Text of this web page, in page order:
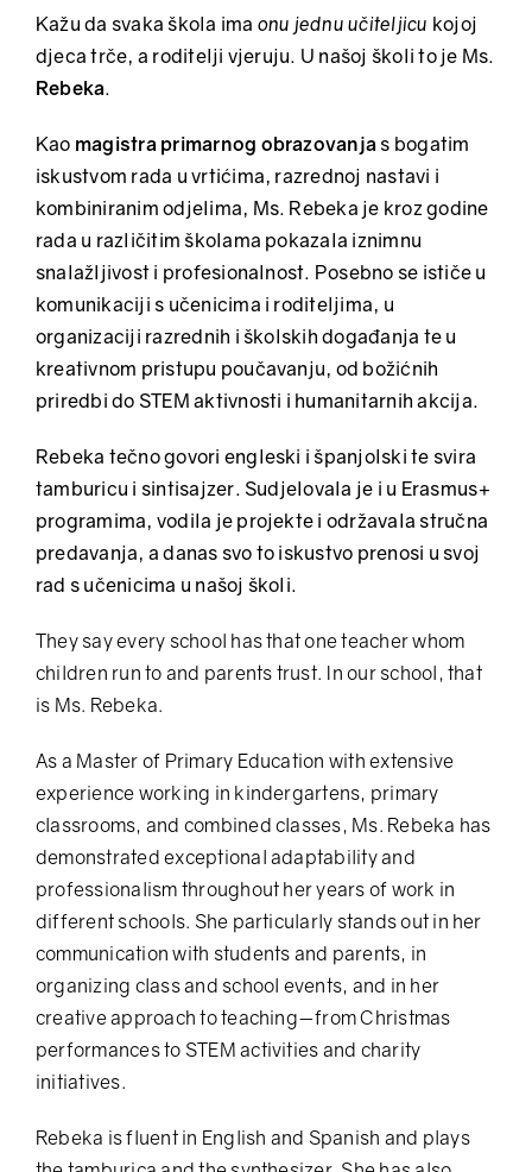
Kažu da svaka škola ima onu jednu učiteljicu kojoj
djeca trče, a roditelji vjeruju. U našoj školi to je Ms.
Rebeka.
Kao magistra primarnog obrazovanja s bogatim
iskustvom rada u vrtićima, razrednoj nastavi i
kombiniranim odjelima, Ms. Rebeka je kroz godine
rada u različitim školama pokazala iznimnu
snalažljivost i profesionalnost. Posebno se ističe u
komunikaciji s učenicima i roditeljima, u
organizaciji razrednih i školskih događanja te u
kreativnom pristupu poučavanju, od božićnih
priredbi do STEM aktivnosti i humanitarnih akcija.
Rebeka tečno govori engleski i španjolski te svira
tamburicu i sintisajzer. Sudjelovala je i u Erasmus+
programima, vodila je projekte i održavala stručna
predavanja, a danas svo to iskustvo prenosi u svoj
rad s učenicima u našoj školi.
They say every school has that one teacher whom
children run to and parents trust. In our school, that
is Ms. Rebeka.
As a Master of Primary Education with extensive
experience working in kindergartens, primary
classrooms, and combined classes, Ms. Rebeka has
demonstrated exceptional adaptability and
professionalism throughout her years of work in
different schools. She particularly stands out in her
communication with students and parents, in
organizing class and school events, and in her
creative approach to teaching—from Christmas
performances to STEM activities and charity
initiatives.
Rebeka is fluent in English and Spanish and plays